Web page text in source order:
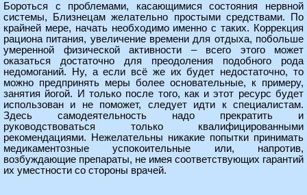
Бороться с проблемами, касающимися состояния нервной
системы, Близнецам желательно простыми средствами. По
крайней мере, начать необходимо именно с таких. Коррекция
рациона питания, увеличение времени для отдыха, побольше
умеренной физической активности – всего этого может
оказаться достаточно для преодоления подобного рода
недомоганий. Ну, а если всё же их будет недостаточно, то
можно предпринять меры более основательные, к примеру,
занятия йогой. И только после того, как и этот ресурс будет
использован и не поможет, следует идти к специалистам.
Здесь самодеятельность надо прекратить и
руководствоваться только квалифицированными
рекомендациями. Нежелательны никакие попытки принимать
медикаментозные успокоительные или, напротив,
возбуждающие препараты, не имея соответствующих гарантий
их уместности со стороны врачей.